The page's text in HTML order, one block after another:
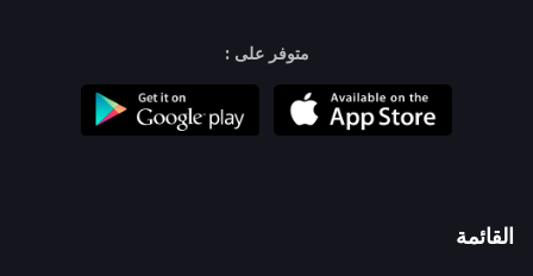
متوفر على :
القائمة